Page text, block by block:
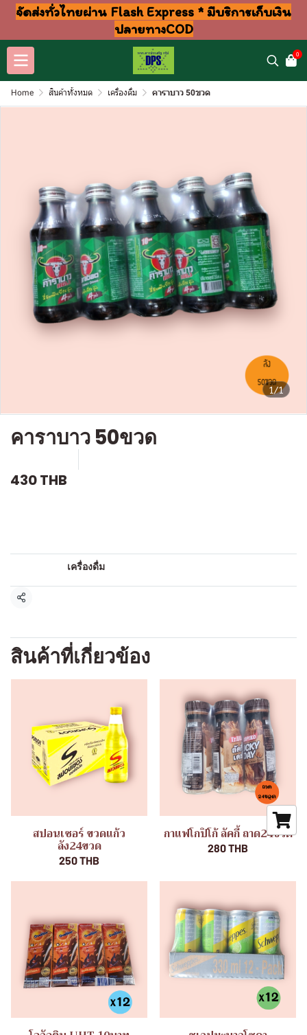
จัดส่งทั่วไทยผ่าน Flash Express * มีบริการเก็บเงิน
ปลายทางCOD
0
Home สินค้าทั้งหมด เครื่องดื่ม คาราบาว 50ขวด
1/1
คาราบาว 50ขวด
430 THB
เครื่องดื่ม
แชร์
สินค้าที่เกี่ยวข้อง
สปอนเซอร์ ขวดแก้ว
ลัง24ขวด
250 THB
กาแฟโกปิโก้ ลัคกี้ ถาด24ขวด
280 THB